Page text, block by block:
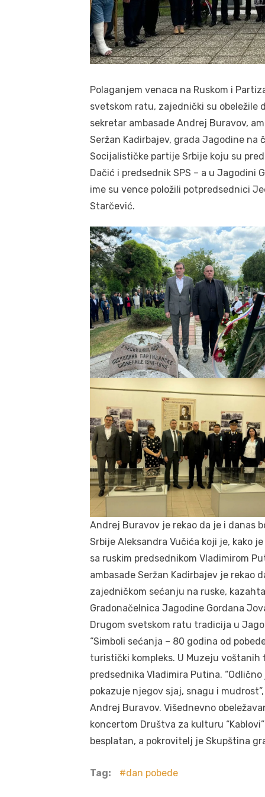
Polaganjem venaca na Ruskom i
svetskom ratu, zajednički su obeležile
sekretar ambasade Andrej Buravov,
Seržan Kadirbajev, grada Jagodine na
Socijalističke partije Srbije koju su
Dačić i predsednik SPS – a u Jagodini
ime su vence položili potpredsednici
Starčević.
Andrej Buravov je rekao da je i danas
Srbije Aleksandra Vučića koji je, kako
sa ruskim predsednikom Vladimirom
ambasade Seržan Kadirbajev je rekao
zajedničkom sećanju na ruske,
Gradonačelnica Jagodine Gordana
Drugom svetskom ratu tradicija u
“Simboli sećanja – 80 godina od
turistički kompleks. U Muzeju
predsednika Vladimira Putina.
pokazuje njegov sjaj, snagu i
Andrej Buravov. Višednevno
koncertom Društva za kulturu
besplatan, a pokrovitelj je Skupština
Tag: dan pobede